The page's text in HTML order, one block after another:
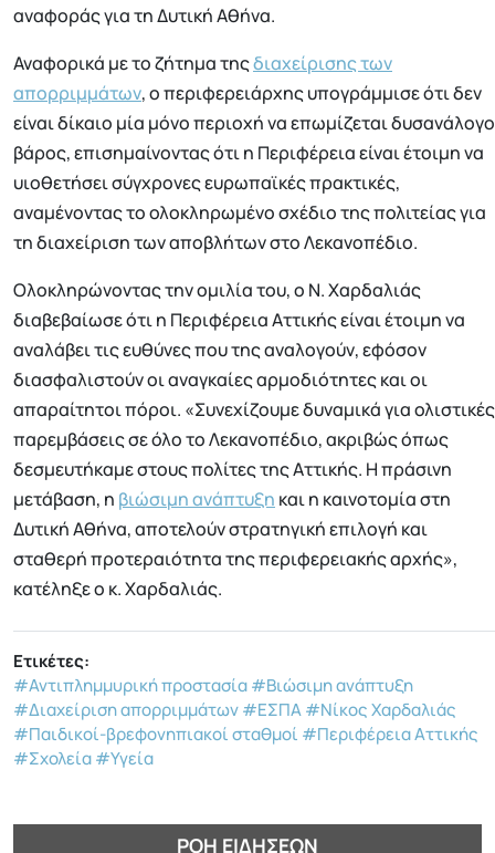
αναφοράς για τη Δυτική Αθήνα.
Αναφορικά με το ζήτημα τηςδιαχείρισης των
απορριμμάτων, ο περιφερειάρχης υπογράμμισε ότι δεν
είναι δίκαιο μία μόνο περιοχή να επωμίζεται δυσανάλογο
βάρος, επισημαίνοντας ότι η Περιφέρεια είναι έτοιμη να
υιοθετήσει σύγχρονες ευρωπαϊκές πρακτικές,
αναμένοντας το ολοκληρωμένο σχέδιο της πολιτείας για
τη διαχείριση των αποβλήτων στο Λεκανοπέδιο.
Ολοκληρώνοντας την ομιλία του, ο Ν. Χαρδαλιάς
διαβεβαίωσε ότι η Περιφέρεια Αττικής είναι έτοιμη να
αναλάβει τις ευθύνες που της αναλογούν, εφόσον
διασφαλιστούν οι αναγκαίες αρμοδιότητες και οι
απαραίτητοι πόροι. «Συνεχίζουμε δυναμικά για ολιστικές
παρεμβάσεις σε όλο το Λεκανοπέδιο, ακριβώς όπως
δεσμευτήκαμε στους πολίτες της Αττικής. Η πράσινη
μετάβαση, η βιώσιμη ανάπτυξη και η καινοτομία στη
Δυτική Αθήνα, αποτελούν στρατηγική επιλογή και
σταθερή προτεραιότητα της περιφερειακής αρχής»,
κατέληξε ο κ. Χαρδαλιάς.
Ετικέτες:
#Αντιπλημμυρική προστασία#Βιώσιμη ανάπτυξη
#Διαχείριση απορριμμάτων#ΕΣΠΑ#Νίκος Χαρδαλιάς
#Παιδικοί-βρεφονηπιακοί σταθμοί #Περιφέρεια Αττικής
#Σχολεία#Υγεία
ΡΟΉ ΕΙΔΉΣΕΩΝ